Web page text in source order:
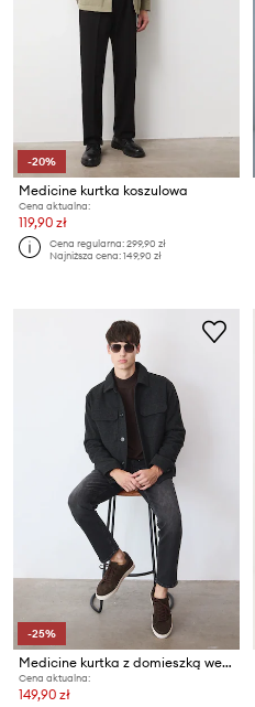
-20%
Medicine kurtka koszulowa
Cena aktualna:
119,90 zł
Cena regularna:299,90 zł
Najniższa cena:149,90 zł
-25%
Medicine kurtka z domieszką wełny
Cena aktualna:
149,90 zł